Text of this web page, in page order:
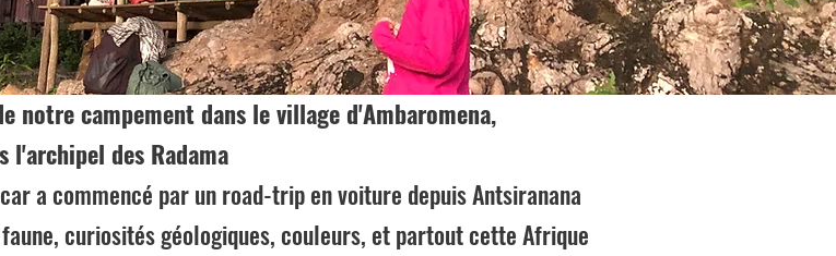
notre campement dans le village d'Ambaromena,
l'archipel des Radama
a commencé par un road-trip en voiture depuis Antsiranana
curiosités géologiques, couleurs, et partout cette Afrique